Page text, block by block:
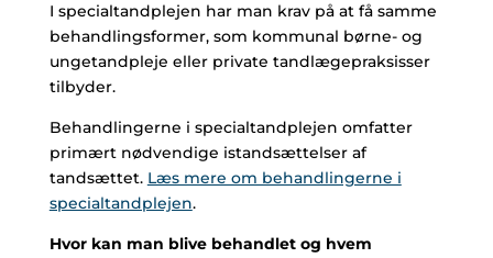
I specialtandplejen har man krav på at få samme
behandlingsformer, som kommunal børne- og
ungetandpleje eller private tandlægepraksisser
tilbyder.
Behandlingerne i specialtandplejen omfatter
primært nødvendige istandsættelser af
tandsættet. Læs mere om behandlingerne i
specialtandplejen.
Hvor kan man blive behandlet og hvem